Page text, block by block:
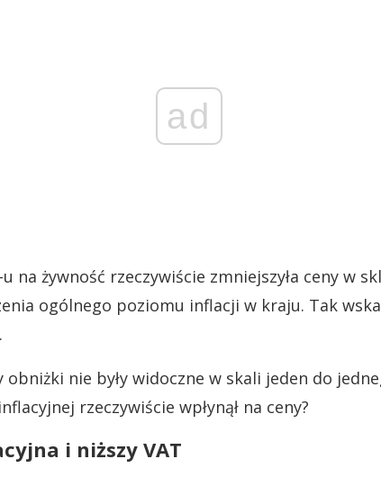
ad
na żywność rzeczywiście zmniejszyła ceny w
ogólnego poziomu inflacji w kraju. Tak
nie były widoczne w skali jeden do
rzeczywiście wpłynął na ceny?
i niższy VAT